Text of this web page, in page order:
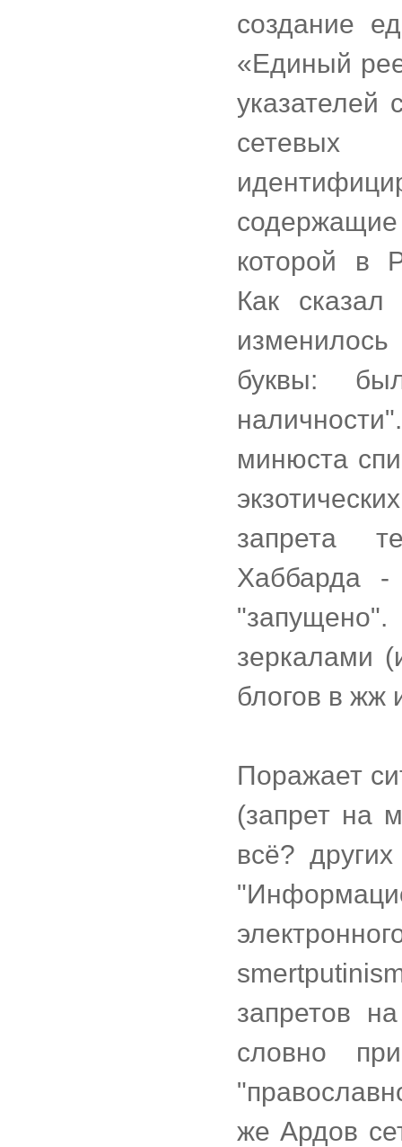
создание
«Единый
указателей
которой в
Как
буквы:
минюста
запрета
Хаббарда
зеркалами
блогов в жж
Поражает
(запрет на
всё?
запретов
словно
же Ардов